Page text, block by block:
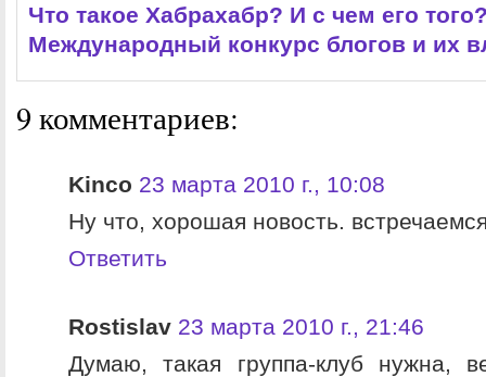
Что такое Хабрахабр? И с чем его
Международный конкурс блогов и их
9 комментариев:
Kinco 23 марта 2010 г., 10:08
Ну что, хорошая новость.
Ответить
Rostislav 23 марта 2010 г., 21:46
Думаю, такая группа-клуб нужна,